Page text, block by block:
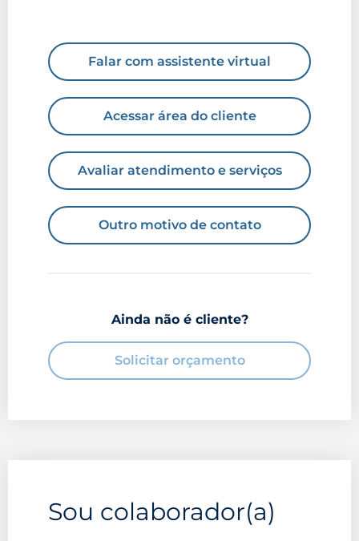
Falar com assistente virtual
Acessar área do cliente
Avaliar atendimento e serviços
Outro motivo de contato
Ainda não é cliente?
Solicitar orçamento
Sou colaborador(a)